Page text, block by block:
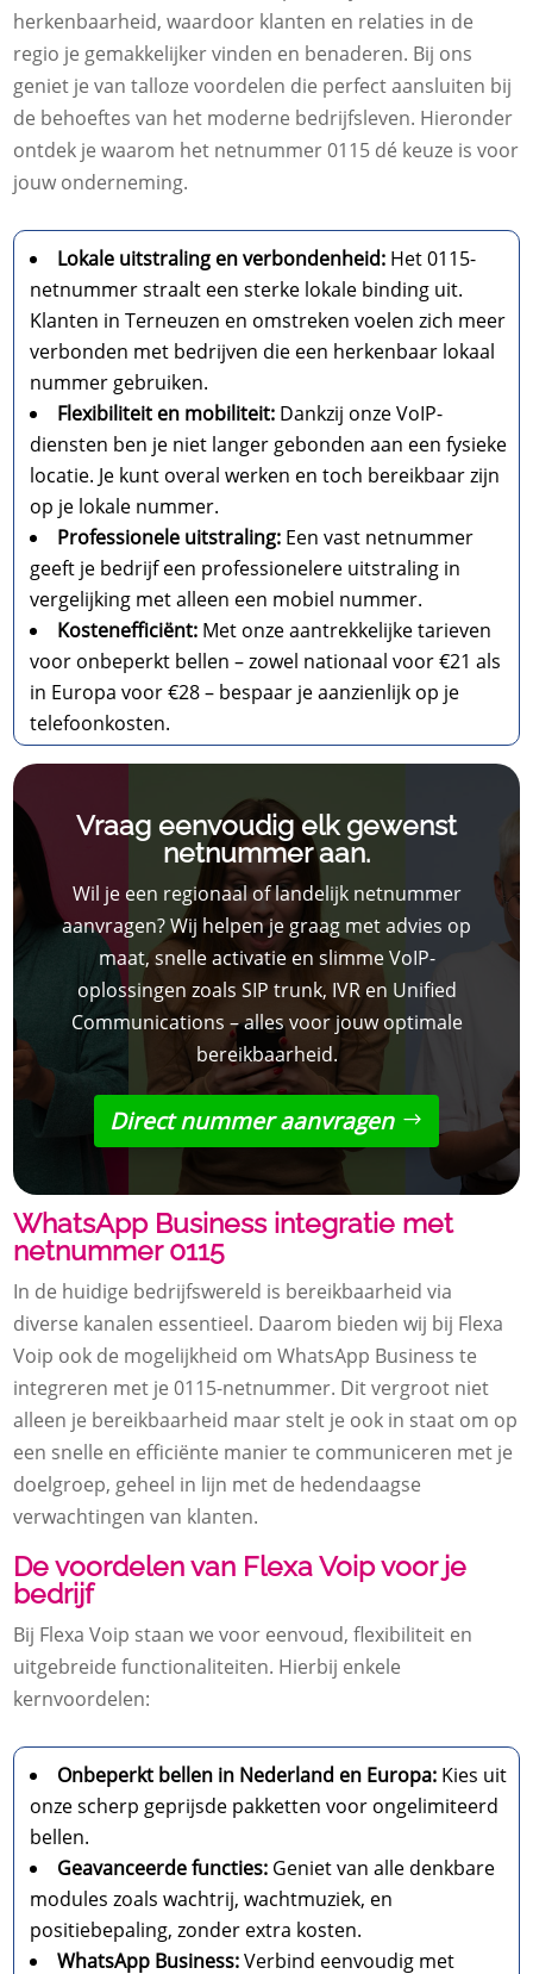
herkenbaarheid, waardoor klanten en relaties in de
regio je gemakkelijker vinden en benaderen. Bij ons
geniet je van talloze voordelen die perfect aansluiten bij
de behoeftes van het moderne bedrijfsleven. Hieronder
ontdek je waarom het netnummer 0115 dé keuze is voor
jouw onderneming.
Lokale uitstraling en verbondenheid: Het 0115-
netnummer straalt een sterke lokale binding uit.
Klanten in Terneuzen en omstreken voelen zich meer
verbonden met bedrijven die een herkenbaar lokaal
nummer gebruiken.
Flexibiliteit en mobiliteit: Dankzij onze VoIP-
diensten ben je niet langer gebonden aan een fysieke
locatie. Je kunt overal werken en toch bereikbaar zijn
op je lokale nummer.
Professionele uitstraling: Een vast netnummer
geeft je bedrijf een professionelere uitstraling in
vergelijking met alleen een mobiel nummer.
Kostenefficiënt: Met onze aantrekkelijke tarieven
voor onbeperkt bellen – zowel nationaal voor €21 als
in Europa voor €28 – bespaar je aanzienlijk op je
telefoonkosten.
Vraag eenvoudig elk gewenst
netnummer aan.
Wil je een regionaal of landelijk netnummer
aanvragen? Wij helpen je graag met advies op
maat, snelle activatie en slimme VoIP-
oplossingen zoals SIP trunk, IVR en Unified
Communications – alles voor jouw optimale
bereikbaarheid.
Direct nummer aanvragen
WhatsApp Business integratie met
netnummer 0115
In de huidige bedrijfswereld is bereikbaarheid via
diverse kanalen essentieel. Daarom bieden wij bij Flexa
Voip ook de mogelijkheid om WhatsApp Business te
integreren met je 0115-netnummer. Dit vergroot niet
alleen je bereikbaarheid maar stelt je ook in staat om op
een snelle en efficiënte manier te communiceren met je
doelgroep, geheel in lijn met de hedendaagse
verwachtingen van klanten.
De voordelen van Flexa Voip voor je
bedrijf
Bij Flexa Voip staan we voor eenvoud, flexibiliteit en
uitgebreide functionaliteiten. Hierbij enkele
kernvoordelen:
Onbeperkt bellen in Nederland en Europa: Kies uit
onze scherp geprijsde pakketten voor ongelimiteerd
bellen.
Geavanceerde functies: Geniet van alle denkbare
modules zoals wachtrij, wachtmuziek, en
positiebepaling, zonder extra kosten.
WhatsApp Business:Verbind eenvoudig met